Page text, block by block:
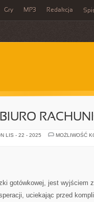
Gry MP3 Redakcja
LIS - 22 - 2025
MOŻLIWOŚĆ
gotówkowej, jest wyjściem z
uciekając przed